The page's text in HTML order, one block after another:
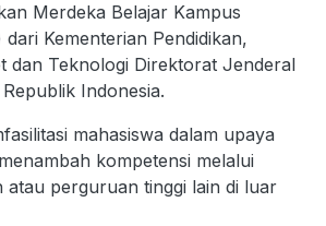
Merdeka Belajar Kampus
Kementerian Pendidikan,
dan Teknologi Direktorat Jenderal
Indonesia.
mahasiswa dalam upaya
kompetensi melalui
atau perguruan tinggi lain di luar